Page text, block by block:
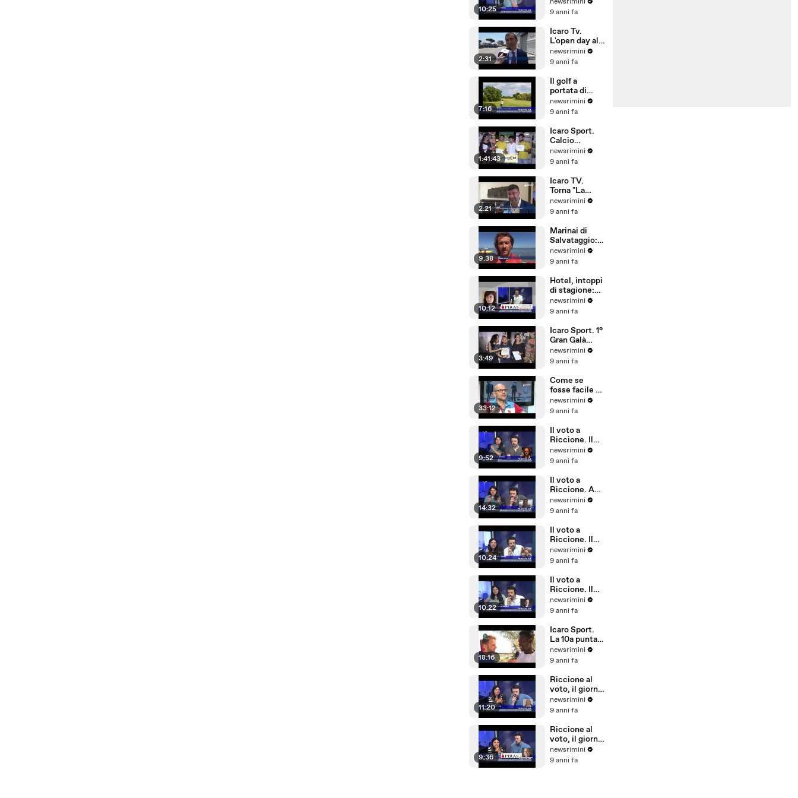
10:25
Siulp:
rischio
9 anni fa
2:31
Icaro Tv.
L'open day alla
Pesaresi Spa
di Rimini
newsrimini
9 anni fa
7:16
Il golf a
portata di
bambino. Il
Summer
Riviera Golf
newsrimini
9 anni fa
1:41:43
Icaro Sport.
Calcio
d'Estate: 1°
Gran Galà
Categoria
newsrimini
9 anni fa
2:21
Icaro TV.
Torna "La
Notte delle
Streghe", dal
2017 a San
Giovanni in M
newsrimini
9 anni fa
9:38
Marinai di
Salvataggio:
si investe
poco su
conta più
l'aspetto
economico
newsrimini
9 anni fa
10:12
Hotel, intoppi
di stagione:
troppi
portoghesi e
dipendenti
che parlano
tedesco
newsrimini
9 anni fa
3:49
Icaro Sport. 1°
Gran Galà
della Seconda
Categoria
newsrimini
9 anni fa
33:12
Come se
fosse facile -
Special Crabs
newsrimini
9 anni fa
9:52
Il voto a
Riccione. Il
commento di
Andrea
(Movimento 5
Stelle)
newsrimini
9 anni fa
14:32
Il voto a
Riccione. A
Tempo Reale
commento di
(Patto Civico
Riccione)
newsrimini
9 anni fa
10:24
Il voto a
Riccione. Il
commento di
Parmeggiani
newsrimini
9 anni fa
10:22
Il voto a
Riccione. Il
commento di
Dionigi
Forza Italia
newsrimini
9 anni fa
18:16
Icaro Sport.
La 10a puntata
del reality
sulla
Rimini alla
Barcellona
Professional
Cup
newsrimini
9 anni fa
11:20
Riccione al
voto, il giorno
dopo. Il
commento di
newsrimini
9 anni fa
9:36
Riccione al
voto, il giorno
dopo. Il
commento di
newsrimini
9 anni fa